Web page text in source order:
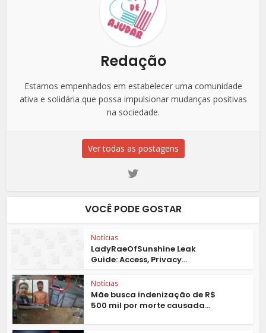
Redação
Estamos empenhados em estabelecer uma comunidade
ativa e solidária que possa impulsionar mudanças positivas
na sociedade.
Ver todas as postagens
VOCÊ PODE GOSTAR
Notícias
LadyRaeOfSunshine Leak
Guide: Access, Privacy...
Notícias
Mãe busca indenização de R$
500 mil por morte causada...